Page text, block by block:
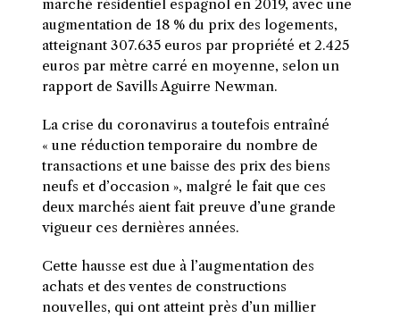
marché résidentiel espagnol en 2019, avec une
augmentation de 18 % du prix des logements,
atteignant 307.635 euros par propriété et 2.425
euros par mètre carré en moyenne, selon un
rapport de Savills Aguirre Newman.
La crise du coronavirus a toutefois entraîné
« une réduction temporaire du nombre de
transactions et une baisse des prix des biens
neufs et d’occasion », malgré le fait que ces
deux marchés aient fait preuve d’une grande
vigueur ces dernières années.
Cette hausse est due à l’augmentation des
achats et des ventes de constructions
nouvelles, qui ont atteint près d’un millier